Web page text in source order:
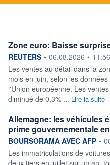
Zone euro: Baisse
information fournie par
REUTERS • 06.08.2026 • 11:56
‌Les ventes au détail ​dans la
mois en ​juin, selon ⁠les
l'Union européenne. Les
diminué de 0,3% ... Lire la suite
Allemagne: les véhicules
prime gouvernementale
information fournie par
BOURSORAMA AVEC AFP •
Les immatriculations de
deux tiers en juillet sur un an,